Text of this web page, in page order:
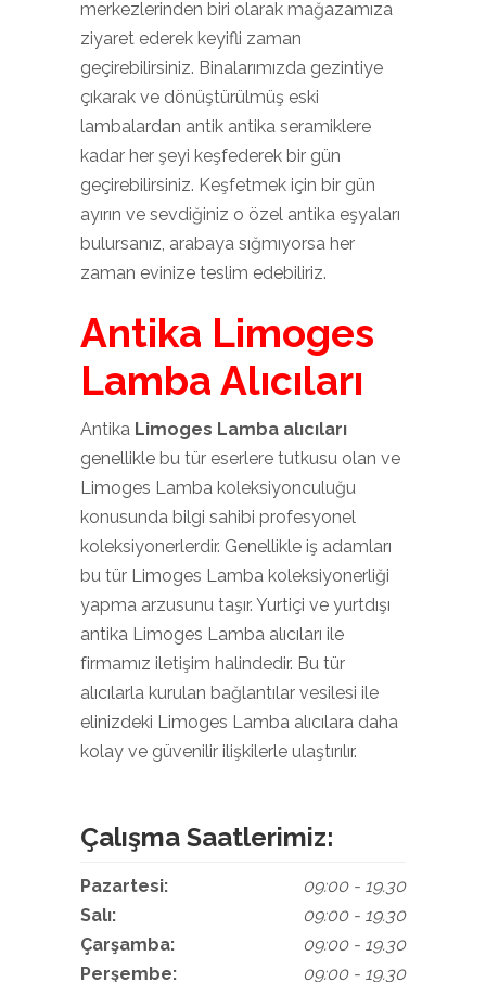
merkezlerinden biri olarak mağazamıza
ziyaret ederek keyifli zaman
geçirebilirsiniz. Binalarımızda gezintiye
çıkarak ve dönüştürülmüş eski
lambalardan antik antika seramiklere
kadar her şeyi keşfederek bir gün
geçirebilirsiniz. Keşfetmek için bir gün
ayırın ve sevdiğiniz o özel antika eşyaları
bulursanız, arabaya sığmıyorsa her
zaman evinize teslim edebiliriz.
Antika Limoges
Lamba Alıcıları
Antika Limoges Lamba alıcıları
genellikle bu tür eserlere tutkusu olan ve
Limoges Lamba koleksiyonculuğu
konusunda bilgi sahibi profesyonel
koleksiyonerlerdir. Genellikle iş adamları
bu tür Limoges Lamba koleksiyonerliği
yapma arzusunu taşır. Yurtiçi ve yurtdışı
antika Limoges Lamba alıcıları ile
firmamız iletişim halindedir. Bu tür
alıcılarla kurulan bağlantılar vesilesi ile
elinizdeki Limoges Lamba alıcılara daha
kolay ve güvenilir ilişkilerle ulaştırılır.
Çalışma Saatlerimiz:
Pazartesi:
Salı:
Çarşamba:
Perşembe:
09:00 - 19.30
09:00 - 19.30
09:00 - 19.30
09:00 - 19.30